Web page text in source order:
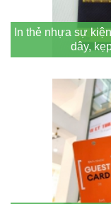
In thẻ nhựa sự
dây,